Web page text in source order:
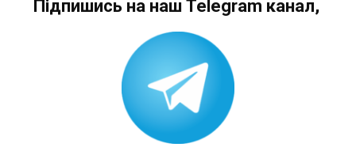
Підпишись на наш Telegram канал,